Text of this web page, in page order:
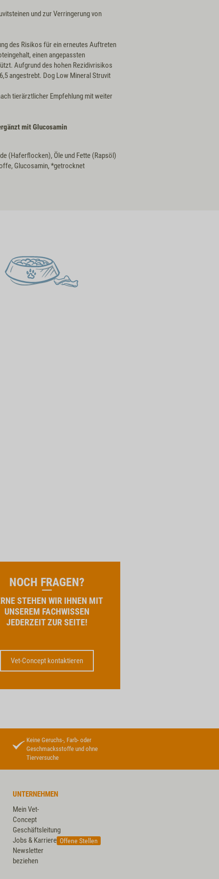
und zur Verringerung von
des Risikos für ein erneutes Auftreten
einen angepassten
Aufgrund des hohen Rezidivrisikos
angestrebt. Dog Low Mineral Struvit
tierärztlicher Empfehlung mit weiter
mit Glucosamin
(Haferflocken), Öle und Fette (Rapsöl)
Glucosamin, *getrocknet
NOCH FRAGEN?
STEHEN WIR IHNEN MIT
UNSEREM FACHWISSEN
JEDERZEIT ZUR SEITE!
Vet-Concept kontaktieren
Keine Geruchs-, Farb- oder
Geschmacksstoffe und ohne
Tierversuche
UNTERNEHMEN
Mein Vet-
Concept
Geschäftsleitung
Jobs & Karriere Offene Stellen
Newsletter
beziehen